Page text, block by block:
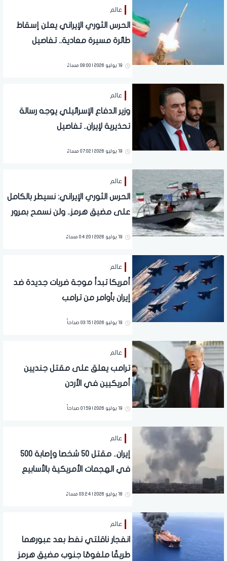
عالم
الحرس الثوري الإيراني يعلن إسقاط
طائرة مسيرة معادية.. تفاصيل
19 يوليو 2026 | 08:00 مساءً
عالم
وزير الدفاع الإسرائيلي يوجه رسالة
تحذيرية لإيران.. تفاصيل
19 يوليو 2026 | 07:02 مساءً
عالم
الحرس الثوري الإيراني: نسيطر بالكامل
على مضيق هرمز.. ولن نسمح بمرور
19 يوليو 2026 | 04:20 مساءً
عالم
أمريكا تبدأ موجة ضربات جديدة ضد
إيران بأوامر من ترامب
19 يوليو 2026 | 03:15 صباحاً
عالم
ترامب يعلق على مقتل جنديين
أمريكيين في الأردن
19 يوليو 2026 | 01:59 صباحاً
عالم
إيران.. مقتل 50 شخصا وإصابة 500
في الهجمات الأمريكية بالأسابيع
18 يوليو 2026 | 03:24 مساءً
عالم
انفجار ناقلتي نفط بعد عبورهما
طريقًا ملغومًا جنوب مضيق هرمز